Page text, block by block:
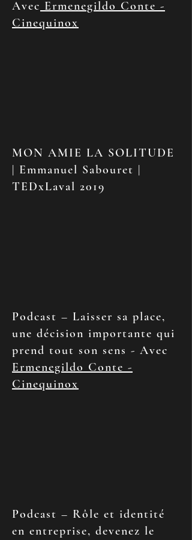
Avec Ermenegildo Conte -
Cinequinox
MON AMIE LA SOLITUDE
| Emmanuel Sabouret |
TEDxLaval 2019
Podcast – Laisser sa place,
une décision importante qui
prend tout son sens - Avec
Ermenegildo Conte -
Cinequinox
Podcast – Rôle et identité
en entreprise, devenez le